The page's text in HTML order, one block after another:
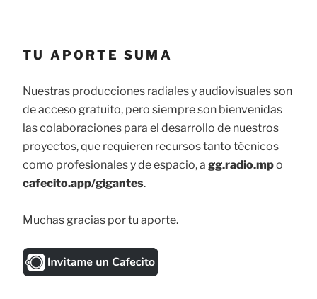
TU APORTE SUMA
Nuestras producciones radiales y audiovisuales son
de acceso gratuito, pero siempre son bienvenidas
las colaboraciones para el desarrollo de nuestros
proyectos, que requieren recursos tanto técnicos
como profesionales y de espacio, a gg.radio.mpo
cafecito.app/gigantes.
Muchas gracias por tu aporte.